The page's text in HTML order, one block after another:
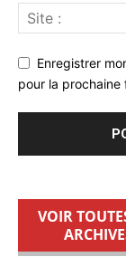
Enregistrer
pour la prochaine
VOIR